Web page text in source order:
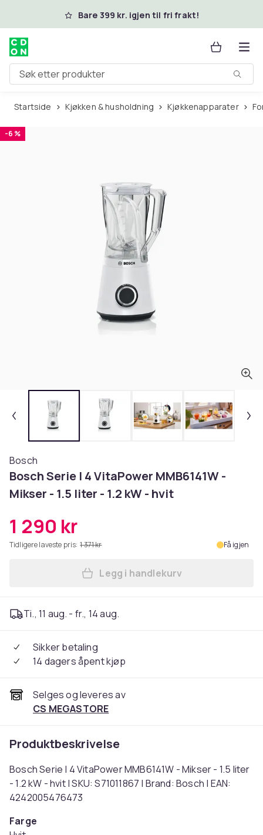
Hopp til hovedinnholdBare 399 kr. igjen til fri frakt!
Søk etter produkter
Startside Kjøkken & husholdning Kjøkkenapparater
-6 %
Bosch
Bosch Serie | 4 VitaPower MMB6141W -
Mikser - 1.5 liter - 1.2 kW - hvit
1 290 kr
Tidligere laveste pris: 1 371 kr Få igjen
Legg Bosch Serie | 4
Legg i handlekurv
Ti., 11 aug. - fr., 14 aug.
Sikker betaling
14 dagers åpent kjøp
Selges og leveres av
CS MEGASTORE
Produktbeskrivelse
Bosch Serie | 4 VitaPower MMB6141W - Mikser - 1.5 liter
- 1.2 kW - hvit | SKU: S71011867 | Brand: Bosch | EAN:
4242005476473
Farge